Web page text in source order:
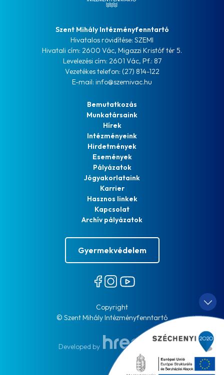
Szent Mihály Intézményfenntartó
Hivatalos rövidítése: SZEMI
Hivatali cím: 2600 Vác, Migazzi Kristóf tér 5.
Levelezési cím: 2601 Vác, Pf.: 87
Vezetékes telefon: (27) 814-122
E-mail: info@szemivac.hu
Bemutatkozás
Munkatársaink
Hírek
Intézményeink
Hirdetmények
Események
Pályázatok
Jógyakorlataink
Karrier
Hasznos linkek
Kapcsolat
Archív pályázatok
Gyermekvédelem
Copyright
© Szent Mihály Intézményfenntartó
Developed by